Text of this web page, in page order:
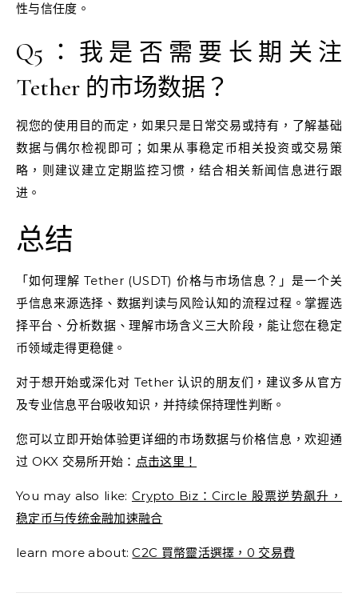
性与信任度。
Q5：我是否需要长期关注
Tether 的市场数据？
视您的使用目的而定，如果只是日常交易或持有，了解基础
数据与偶尔检视即可；如果从事稳定币相关投资或交易策
略，则建议建立定期监控习惯，结合相关新闻信息进行跟
进。
总结
「如何理解 Tether (USDT) 价格与市场信息？」是一个关
乎信息来源选择、数据判读与风险认知的流程过程。掌握选
择平台、分析数据、理解市场含义三大阶段，能让您在稳定
币领域走得更稳健。
对于想开始或深化对 Tether 认识的朋友们，建议多从官方
及专业信息平台吸收知识，并持续保持理性判断。
您可以立即开始体验更详细的市场数据与价格信息，欢迎通
过 OKX 交易所开始： 点击这里！
You may also like: Crypto Biz：Circle 股票逆势飙升，
稳定币与传统金融加速融合
learn more about:C2C 買幣靈活選擇，0 交易費